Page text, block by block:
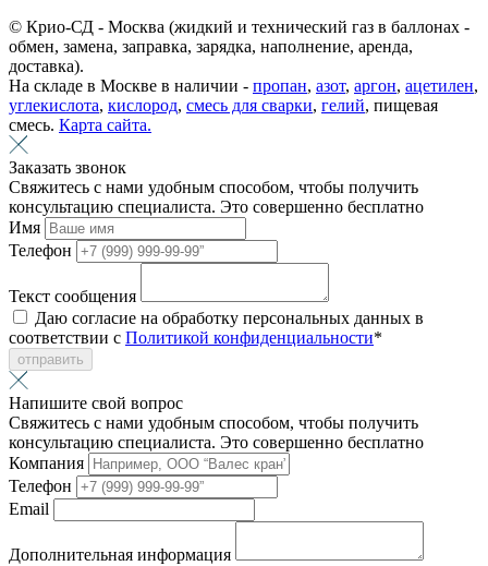
© Крио-СД - Москва (жидкий и технический газ в баллонах -
обмен, замена, заправка, зарядка, наполнение, аренда,
доставка).
На складе в Москве в наличии - пропан, азот, аргон, ацетилен,
углекислота, кислород, смесь для сварки, гелий, пищевая
смесь. Карта сайта.
Заказать звонок
Свяжитесь с нами удобным способом, чтобы получить
консультацию специалиста. Это совершенно бесплатно
Имя
Телефон
Текст сообщения
Даю согласие на обработку персональных данных в
соответствии с Политикой конфиденциальности*
отправить
Напишите свой вопрос
Свяжитесь с нами удобным способом, чтобы получить
консультацию специалиста. Это совершенно бесплатно
Компания
Телефон
Email
Дополнительная информация